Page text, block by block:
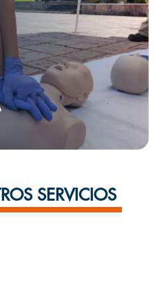
SERVICIOS